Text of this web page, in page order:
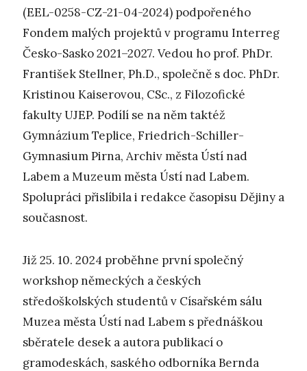
(EEL-0258-CZ-21-04-2024) podpořeného
Fondem malých projektů v programu Interreg
Česko-Sasko 2021–2027. Vedou ho prof. PhDr.
František Stellner, Ph.D., společně s doc. PhDr.
Kristinou Kaiserovou, CSc., z Filozofické
fakulty UJEP. Podílí se na něm taktéž
Gymnázium Teplice, Friedrich-Schiller-
Gymnasium Pirna, Archiv města Ústí nad
Labem a Muzeum města Ústí nad Labem.
Spolupráci přislíbila i redakce časopisu Dějiny a
současnost.
Již 25. 10. 2024 proběhne první společný
workshop německých a českých
středoškolských studentů v Císařském sálu
Muzea města Ústí nad Labem s přednáškou
sběratele desek a autora publikací o
gramodeskách, saského odborníka Bernda